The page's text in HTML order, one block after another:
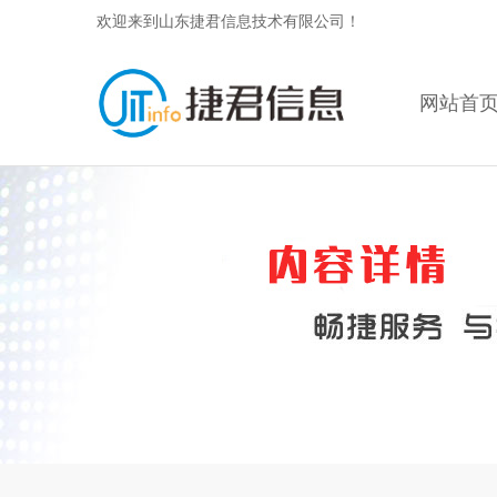
欢迎来到山东捷君信息技术有限公司！
网站首